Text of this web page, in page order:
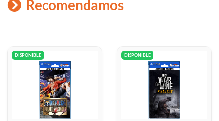
Recomendamos
DISPONIBLE DISPONIBLE